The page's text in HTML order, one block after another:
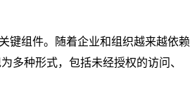
键组件。随着企业和组织越来越依赖
多种形式，包括未经授权的访问、